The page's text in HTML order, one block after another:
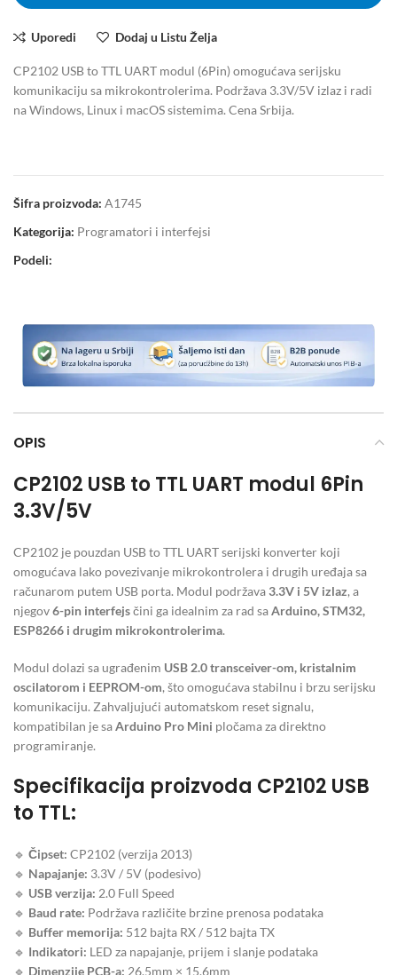
Uporedi Dodaj u Listu Želja
CP2102 USB to TTL UART modul (6Pin) omogućava serijsku
komunikaciju sa mikrokontrolerima. Podržava 3.3V/5V izlaz i radi
na Windows, Linux i macOS sistemima. Cena Srbija.
Šifra proizvoda: A1745
Kategorija: Programatori i interfejsi
Podeli:
OPIS
CP2102 USB to TTL UART modul 6Pin
3.3V/5V
CP2102 je pouzdan USB to TTL UART serijski konverter koji
omogućava lako povezivanje mikrokontrolera i drugih uređaja sa
računarom putem USB porta. Modul podržava3.3V i 5V izlaz, a
njegov6-pin interfejsčini ga idealnim za rad saArduino, STM32,
ESP8266 i drugim mikrokontrolerima.
Modul dolazi sa ugrađenim USB 2.0 transceiver-om, kristalnim
oscilatorom i EEPROM-om, što omogućava stabilnu i brzu serijsku
komunikaciju. Zahvaljujući automatskom reset signalu,
kompatibilan je saArduino Pro Mini pločama za direktno
programiranje.
Specifikacija proizvoda CP2102 USB
to TTL:
🔹 Čipset: CP2102 (verzija 2013)
🔹 Napajanje: 3.3V / 5V (podesivo)
🔹 USB verzija: 2.0 Full Speed
🔹 Baud rate: Podržava različite brzine prenosa podataka
🔹 Buffer memorija: 512 bajta RX / 512 bajta TX
🔹 Indikatori: LED za napajanje, prijem i slanje podataka
🔹 Dimenzije PCB-a: 26.5mm × 15.6mm